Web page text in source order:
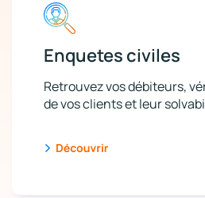
Enquetes civiles
Retrouvez vos débiteurs,
de vos clients et leur